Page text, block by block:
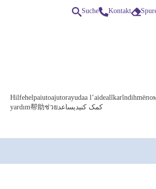
Hilfehelpaiutoajutorayudaa l’aidealîkarîndihmë
yardım帮助ช่วยيساعدکمک کنید
Suche Kontakt